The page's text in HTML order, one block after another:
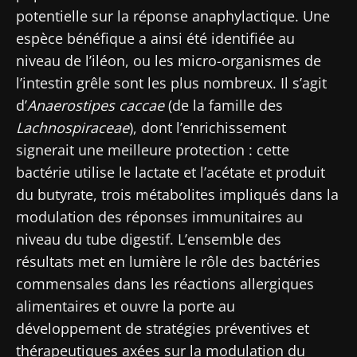
potentielle sur la réponse anaphylactique. Une
espèce bénéfique a ainsi été identifiée au
niveau de l’iléon, ou les micro-organismes de
l’intestin grêle sont les plus nombreux. Il s’agit
d’Anaerostipes caccae(de la famille des
Lachnospiraceae), dont l’enrichissement
signerait une meilleure protection : cette
bactérie utilise le lactate et l’acétate et produit
du butyrate, trois métabolites impliqués dans la
modulation des réponses immunitaires au
niveau du tube digestif. L’ensemble des
résultats met en lumière le rôle des bactéries
commensales dans les réactions allergiques
alimentaires et ouvre la porte au
développement de stratégies préventives et
thérapeutiques axées sur la modulation du
Redirection
Vous êtes sur le point d'être redirigé et de
quitter notre site web
Être redirigé
Rester sur le site Web du Biocodex Microbiota
Se tenir informé
Rejoignez la communauté Microbiota des
professionnels de santé et des chercheurs et
recevez le "Microbiota Digest" et le "HCP
Magazine" pour rester au courant des
dernières actualités sur le microbiote.
Je souhaite m'inscrire afin de recevoir
recevez le "Microbiota Digest" et le "HCP
Magazine" pour rester au courant des
dernières actualités sur le microbiote.
Je souhaite m'inscrire afin de recevoir
d'autres actualités de Biocodex
J’ai lu et accepte lesCGUet la politique de
protection des données du Biocodex
Microbiota Institute
* Champs obligatoires
BMI 20-35